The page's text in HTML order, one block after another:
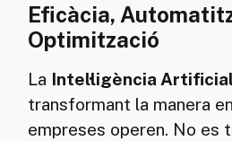
Eficàcia,
Optimització
La Intel·ligència
transformant la manera
empreses operen. No es